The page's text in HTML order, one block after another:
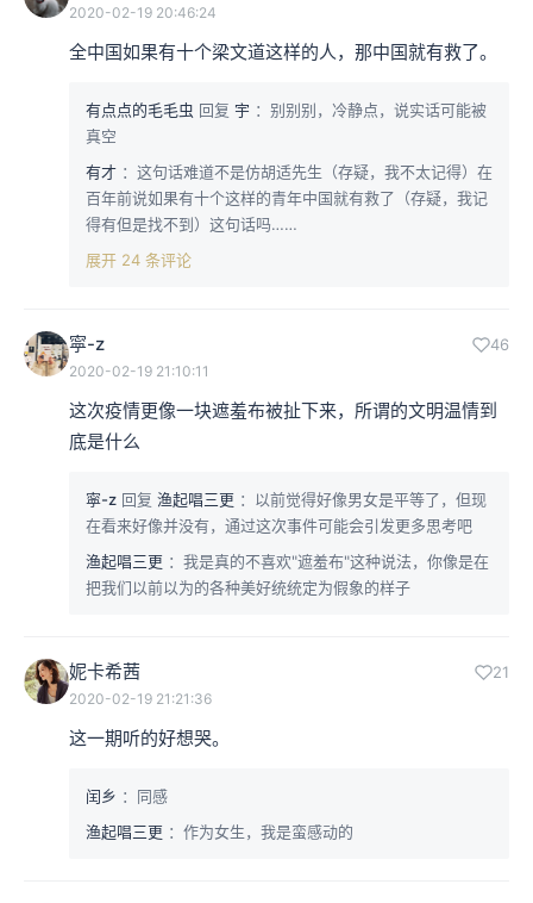
2020-02-19 20:46:24
全中国如果有十个梁文道这样的人，那中国就有救了。
有点点的毛毛虫 回复 宇 ：别别别，冷静点，说实话可能被
真空
有才 ：这句话难道不是仿胡适先生（存疑，我不太记得）在
百年前说如果有十个这样的青年中国就有救了（存疑，我记
得有但是找不到）这句话吗……
展开 24 条评论
寜-z 46
2020-02-19 21:10:11
这次疫情更像一块遮羞布被扯下来，所谓的文明温情到
底是什么
寜-z 回复 渔起唱三更 ：以前觉得好像男女是平等了，但现
在看来好像并没有，通过这次事件可能会引发更多思考吧
渔起唱三更 ：我是真的不喜欢"遮羞布"这种说法，你像是在
把我们以前以为的各种美好统统定为假象的样子
妮卡希茜 21
2020-02-19 21:21:36
这一期听的好想哭。
闰乡 ：同感
渔起唱三更 ：作为女生，我是蛮感动的